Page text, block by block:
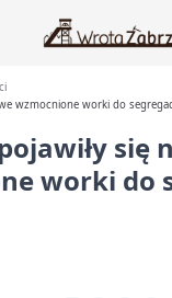
wzmocnione worki do
się
worki do